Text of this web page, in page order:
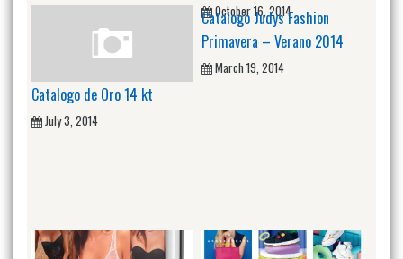
October 16, 2014
Catalogo de Oro 14 kt
July 3, 2014
Catalogo Judys Fashion
Primavera – Verano 2014
March 19, 2014